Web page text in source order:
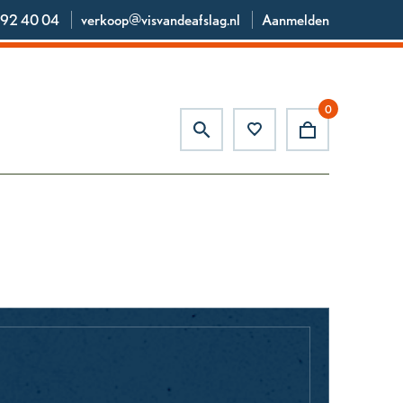
40 04 verkoop@visvandeafslag.nl Aanmelden
0